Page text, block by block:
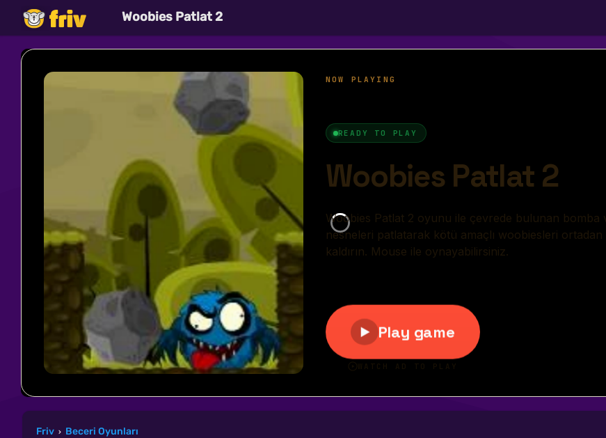
Woobies Patlat 2
Friv › Beceri Oyunları